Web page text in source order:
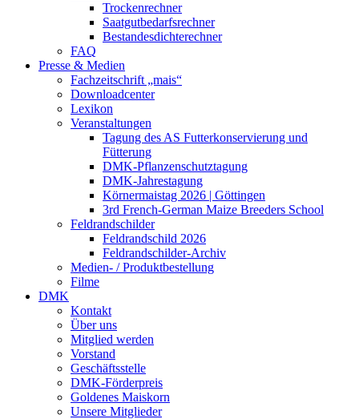
Trockenrechner
Saatgutbedarfsrechner
Bestandesdichterechner
FAQ
Presse & Medien
Fachzeitschrift „mais“
Downloadcenter
Lexikon
Veranstaltungen
Tagung des AS Futterkonservierung und
Fütterung
DMK-Pflanzenschutztagung
DMK-Jahrestagung
Körnermaistag 2026 | Göttingen
3rd French-German Maize Breeders School
Feldrandschilder
Feldrandschild 2026
Feldrandschilder-Archiv
Medien- / Produktbestellung
Filme
DMK
Kontakt
Über uns
Mitglied werden
Vorstand
Geschäftsstelle
DMK-Förderpreis
Goldenes Maiskorn
Unsere Mitglieder